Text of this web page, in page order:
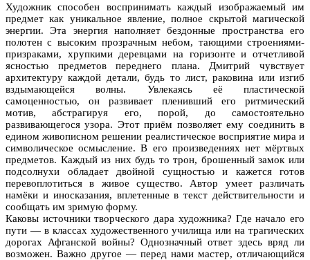
Художник способен воспринимать каждый изображаемый им
предмет как уникальное явление, полное скрытой магической
энергии. Эта энергия наполняет бездонные пространства его
полотен с высоким прозрачным небом, тающими строениями-
призраками, хрупкими деревцами на горизонте и отчетливой
ясностью предметов переднего плана. Дмитрий чувствует
архитектуру каждой детали, будь то лист, раковина или изгиб
вздымающейся волны. Увлекаясь её пластической
самоценностью, он развивает пленивший его ритмический
мотив, абстрагируя его, порой, до самостоятельно
развивающегося узора. Этот приём позволяет ему соединить в
едином живописном решении реалистическое восприятие мира и
символическое осмысление. В его произведениях нет мёртвых
предметов. Каждый из них будь то трон, брошенный замок или
подсолнухи обладает двойной сущностью и кажется готов
перевоплотиться в живое существо. Автор умеет различать
намёки и иносказания, вплетенные в текст действительности и
сообщать им зримую форму.
Каковы источники творческого дара художника? Где начало его
пути — в классах художественного училища или на трагических
дорогах Афганской войны? Однозначный ответ здесь вряд ли
возможен. Важно другое — перед нами мастер, отличающийся